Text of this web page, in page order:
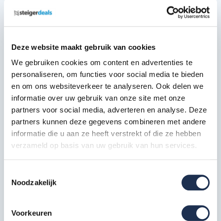
Deze website maakt gebruik van cookies
We gebruiken cookies om content en advertenties te
personaliseren, om functies voor social media te bieden
en om ons websiteverkeer te analyseren. Ook delen we
informatie over uw gebruik van onze site met onze
partners voor social media, adverteren en analyse. Deze
partners kunnen deze gegevens combineren met andere
informatie die u aan ze heeft verstrekt of die ze hebben
verzameld op basis van uw gebruik van hun services.
Noodzakelijk
Voorkeuren
Uitbreiding mogelijk met de volgende
merken
Altrex rolsteigers
Euroscaffold rolsteigers
Skyworks rolsteigers
ASC rolsteigers
Centrum rolsteigers
Solide rolsteigers
U kunt de kantplankset gemakkelijk en veilig online bestellen